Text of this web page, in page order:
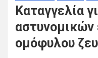
Καταγγελία
αστυνομικών
ομόφυλου